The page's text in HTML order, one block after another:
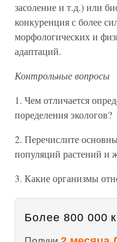
засоление и т.д.) или
конкуренция с более
морфологических и
адаптаций.
Контрольные вопросы
1. Чем отличается
поределения экологов?
2. Перечислите
популяций растений и
3. Какие организмы
Более 800 000